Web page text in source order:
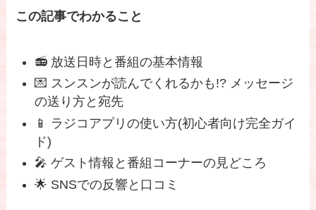
この記事でわかること
📻 放送日時と番組の基本情報
💌 スンスンが読んでくれるかも!? メッセージ
の送り方と宛先
📱 ラジコアプリの使い方(初心者向け完全ガイ
ド)
🎤 ゲスト情報と番組コーナーの見どころ
🌟 SNSでの反響と口コミ